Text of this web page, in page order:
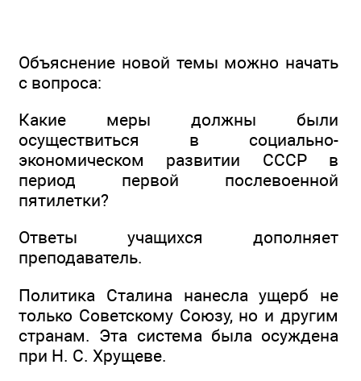
Объяснение новой темы можно начать
с вопроса:
Какие меры должны были
осуществиться в социально-
экономическом развитии СССР в
период первой послевоенной
пятилетки?
Ответы учащихся дополняет
преподаватель.
Политика Сталина нанесла ущерб не
только Советскому Союзу, но и другим
странам. Эта система была осуждена
при Н. С. Хрущеве.